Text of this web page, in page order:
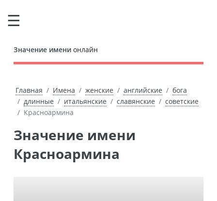
Значение имени онлайн
Главная Имена женские английские
бога
длинные
итальянские славянские
советские
Красноармина
Значение имени
Красноармина